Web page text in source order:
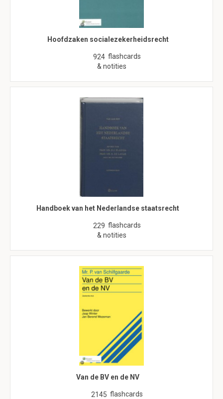
Hoofdzaken socialezekerheidsrecht
924 flashcards
& notities
Handboek van het Nederlandse staatsrecht
229 flashcards
& notities
Van de BV en de NV
2145 flashcards